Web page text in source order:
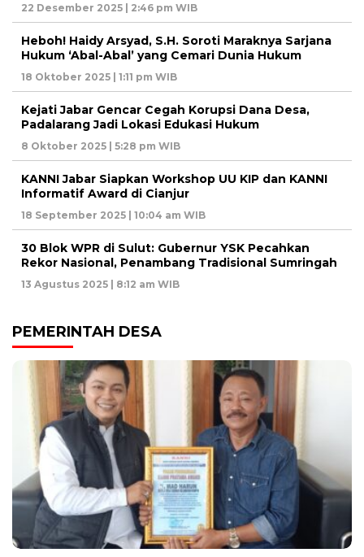
22 Desember 2025 | 2:46 pm WIB
Heboh! Haidy Arsyad, S.H. Soroti Maraknya Sarjana
Hukum ‘Abal-Abal’ yang Cemari Dunia Hukum
18 Oktober 2025 | 1:11 pm WIB
Kejati Jabar Gencar Cegah Korupsi Dana Desa,
Padalarang Jadi Lokasi Edukasi Hukum
8 Oktober 2025 | 5:28 pm WIB
KANNI Jabar Siapkan Workshop UU KIP dan KANNI
Informatif Award di Cianjur
18 September 2025 | 10:04 am WIB
30 Blok WPR di Sulut: Gubernur YSK Pecahkan
Rekor Nasional, Penambang Tradisional Sumringah
13 Agustus 2025 | 8:12 am WIB
PEMERINTAH DESA